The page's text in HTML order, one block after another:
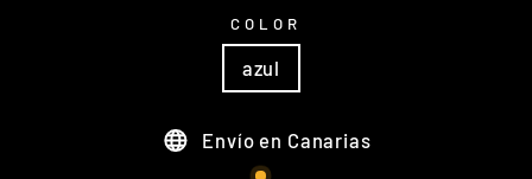
COLOR
azul
Envío en Canarias